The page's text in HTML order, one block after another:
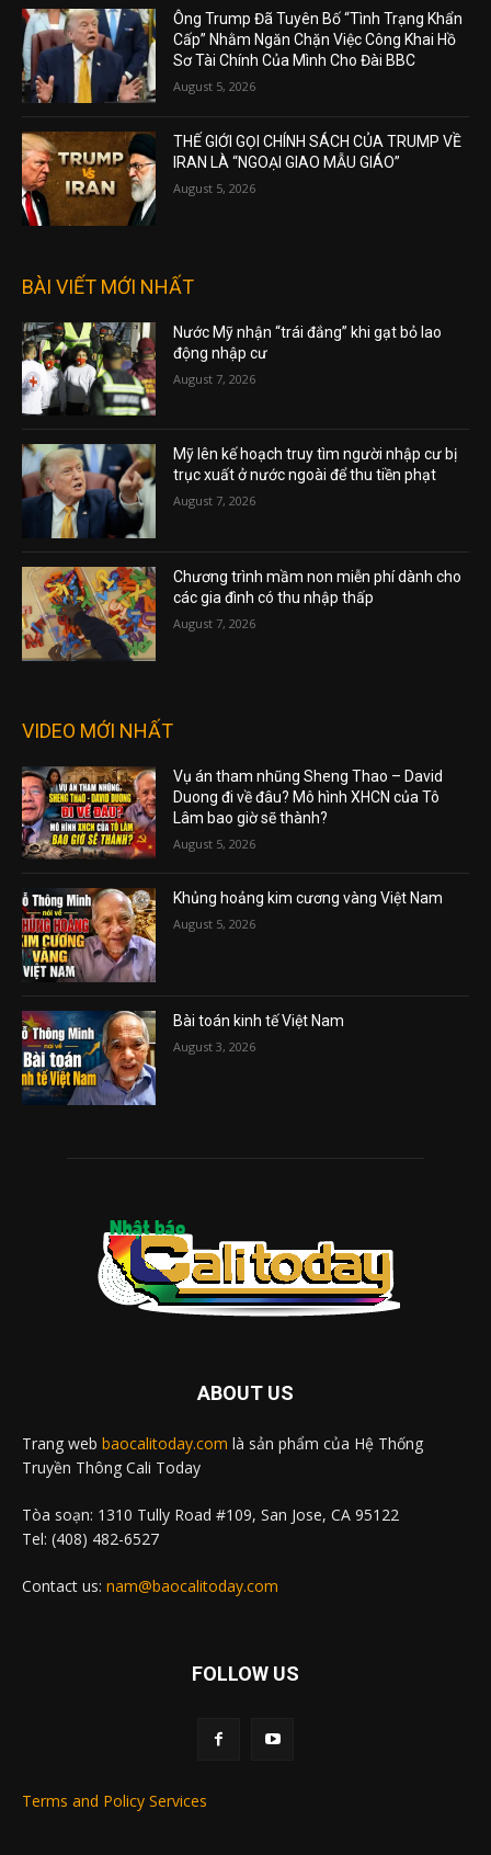
Ông Trump Đã Tuyên Bố “Tình Trạng Khẩn
Cấp” Nhằm Ngăn Chặn Việc Công Khai Hồ
Sơ Tài Chính Của Mình Cho Đài BBC
August 5, 2026
THẾ GIỚI GỌI CHÍNH SÁCH CỦA TRUMP VỀ
IRAN LÀ “NGOẠI GIAO MẪU GIÁO”
August 5, 2026
BÀI VIẾT MỚI NHẤT
Nước Mỹ nhận “trái đắng” khi gạt bỏ lao
động nhập cư
August 7, 2026
Mỹ lên kế hoạch truy tìm người nhập cư bị
trục xuất ở nước ngoài để thu tiền phạt
August 7, 2026
Chương trình mầm non miễn phí dành cho
các gia đình có thu nhập thấp
August 7, 2026
VIDEO MỚI NHẤT
Vụ án tham nhũng Sheng Thao – David
Duong đi về đâu? Mô hình XHCN của Tô
Lâm bao giờ sẽ thành?
August 5, 2026
Khủng hoảng kim cương vàng Việt Nam
August 5, 2026
Bài toán kinh tế Việt Nam
August 3, 2026
ABOUT US
Trang web baocalitoday.com là sản phẩm của Hệ Thống
Truyền Thông Cali Today
Tòa soạn: 1310 Tully Road #109, San Jose, CA 95122
Tel: (408) 482-6527
Contact us: nam@baocalitoday.com
FOLLOW US
Terms and Policy Services